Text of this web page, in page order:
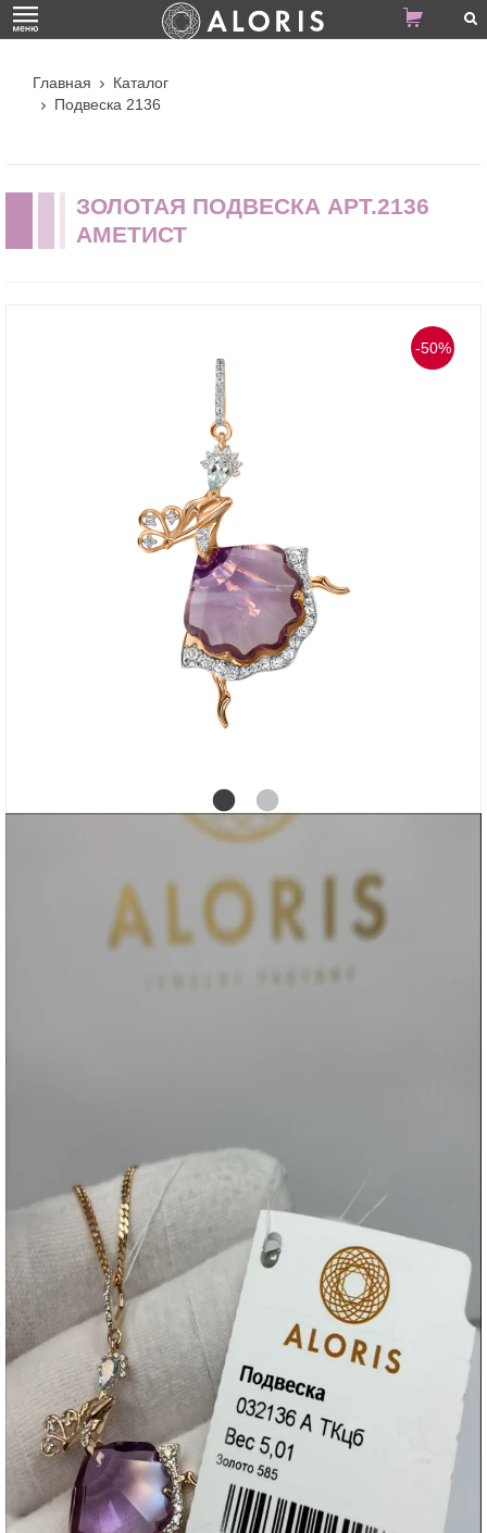
Главная
Каталог
Подвеска 2136
ЗОЛОТАЯ ПОДВЕСКА АРТ.2136
АМЕТИСТ
-50%